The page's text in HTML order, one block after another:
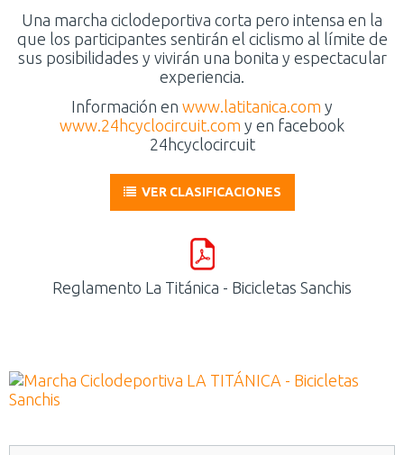
Una marcha ciclodeportiva corta pero intensa en la
que los participantes sentirán el ciclismo al límite de
sus posibilidades y vivirán una bonita y espectacular
experiencia.
Información en www.latitanica.com y
www.24hcyclocircuit.com y en facebook
24hcyclocircuit
VER CLASIFICACIONES
Reglamento La Titánica - Bicicletas Sanchis